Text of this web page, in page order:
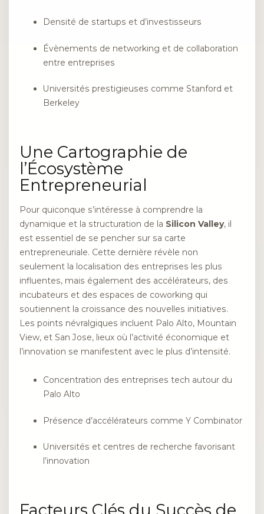
Densité de startups et d’investisseurs
Évènements de networking et de collaboration
entre entreprises
Universités prestigieuses comme Stanford et
Berkeley
Une Cartographie de
l’Écosystème
Entrepreneurial
Pour quiconque s’intéresse à comprendre la
dynamique et la structuration de la Silicon Valley, il
est essentiel de se pencher sur sa carte
entrepreneuriale. Cette dernière révèle non
seulement la localisation des entreprises les plus
influentes, mais également des accélérateurs, des
incubateurs et des espaces de coworking qui
soutiennent la croissance des nouvelles initiatives.
Les points névralgiques incluent Palo Alto, Mountain
View, et San Jose, lieux où l’activité économique et
l’innovation se manifestent avec le plus d’intensité.
Concentration des entreprises tech autour du
Palo Alto
Présence d’accélérateurs comme Y Combinator
Universités et centres de recherche favorisant
l’innovation
Facteurs Clés du Succès de